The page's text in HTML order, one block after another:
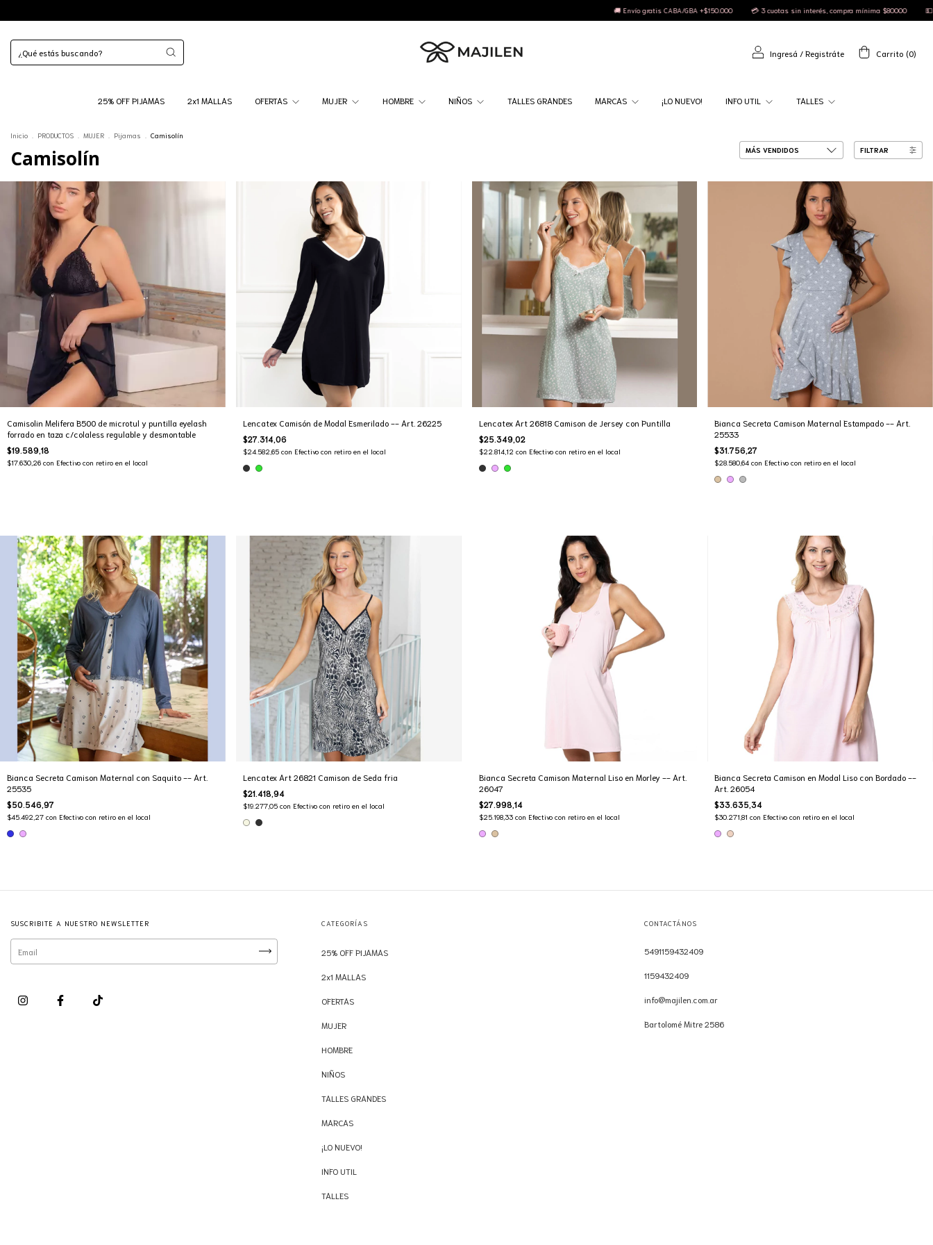
🚚 Envío gratis CABA/GBA +$150.000 💳 3 cuotas sin interés, compra mínima $80000 💵 10% OFF
Ingresá / Registráte Carrito (0)
25% OFF PIJAMAS 2x1 MALLAS OFERTAS MUJER HOMBRE NIÑOS TALLES GRANDES MARCAS ¡LO NUEVO! INFO UTIL TALLES
Inicio PRODUCTOS MUJER Pijamas Camisolín
Camisolín FILTRAR
Camisolin Melifera B500 de microtul y puntilla eyelash
forrado en taza c/colaless regulable y desmontable
$19.589,18
$17.630,26 con Efectivo con retiro en el local
Lencatex Camisón de Modal Esmerilado -- Art. 26225
$27.314,06
$24.582,65 con Efectivo con retiro en el local
Lencatex Art 26818 Camison de Jersey con Puntilla
$25.349,02
$22.814,12 con Efectivo con retiro en el local
Bianca Secreta Camison Maternal Estampado -- Art.
25533
$31.756,27
$28.580,64con Efectivo con retiro en el local
Bianca Secreta Camison Maternal con Saquito -- Art.
25535
$50.546,97
$45.492,27 con Efectivo con retiro en el local
Lencatex Art 26821 Camison de Seda fria
$21.418,94
$19.277,05 con Efectivo con retiro en el local
Bianca Secreta Camison Maternal Liso en Morley -- Art.
26047
$27.998,14
$25.198,33 con Efectivo con retiro en el local
Bianca Secreta Camison en Modal Liso con Bordado --
Art. 26054
$33.635,34
$30.271,81con Efectivo con retiro en el local
SUSCRIBITE A NUESTRO NEWSLETTER CATEGORÍAS
25% OFF PIJAMAS
2x1 MALLAS
OFERTAS
MUJER
HOMBRE
NIÑOS
TALLES GRANDES
MARCAS
¡LO NUEVO!
INFO UTIL
TALLES
CONTACTÁNOS
5491159432409
1159432409
info@majilen.com.ar
Bartolomé Mitre 2586